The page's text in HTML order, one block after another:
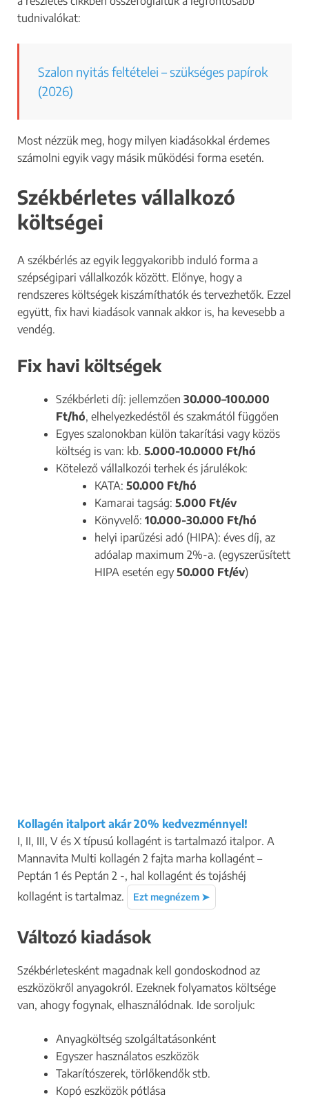
tudnivalókat:
Szalon nyitás feltételei – szükséges papírok
(2026)
Most nézzük meg, hogy milyen kiadásokkal érdemes
számolni egyik vagy másik működési forma esetén.
Székbérletes vállalkozó
költségei
A székbérlés az egyik leggyakoribb induló forma a
szépségipari vállalkozók között. Előnye, hogy a
rendszeres költségek kiszámíthatók és tervezhetők. Ezzel
együtt, fix havi kiadások vannak akkor is, ha kevesebb a
vendég.
Fix havi költségek
Székbérleti díj: jellemzően 30.000–100.000
Ft/hó, elhelyezkedéstől és szakmától függően
Egyes szalonokban külön takarítási vagy közös
költség is van: kb. 5.000-10.0000 Ft/hó
Kötelező vállalkozói terhek és járulékok:
KATA: 50.000 Ft/hó
Kamarai tagság: 5.000 Ft/év
Könyvelő: 10.000-30.000 Ft/hó
helyi iparűzési adó (HIPA): éves díj, az
adóalap maximum 2%-a. (egyszerűsített
HIPA esetén egy50.000 Ft/év)
Kollagén italport akár 20% kedvezménnyel!
I, II, III, V és X típusú kollagént is tartalmazó italpor. A
Mannavita Multi kollagén 2 fajta marha kollagént –
Peptán 1 és Peptán 2 -, hal kollagént és tojáshéj
kollagént is tartalmaz.
Ezt megnézem ➤
Változó kiadások
Székbérletesként magadnak kell gondoskodnod az
eszközökről anyagokról. Ezeknek folyamatos költsége
van, ahogy fogynak, elhasználódnak. Ide soroljuk:
Anyagköltség szolgáltatásonként
Egyszer használatos eszközök
Takarítószerek, törlőkendők stb.
Kopó eszközök pótlása